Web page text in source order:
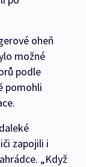
oheň
možné
podle
pomohli
zapojili i
„Když